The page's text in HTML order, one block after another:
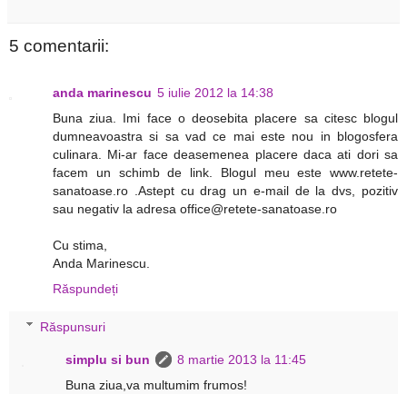
5 comentarii:
anda marinescu 5 iulie 2012 la 14:38
Buna ziua. Imi face o deosebita placere sa citesc blogul
dumneavoastra si sa vad ce mai este nou in blogosfera
culinara. Mi-ar face deasemenea placere daca ati dori sa
facem un schimb de link. Blogul meu este www.retete-
sanatoase.ro .Astept cu drag un e-mail de la dvs, pozitiv
sau negativ la adresa office@retete-sanatoase.ro
Cu stima,
Anda Marinescu.
Răspundeți
Răspunsuri
simplu si bun
8 martie 2013 la 11:45
Buna ziua,va multumim frumos!